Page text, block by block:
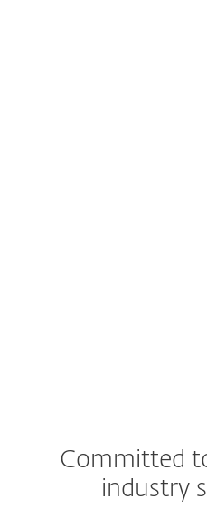
Committed
industry